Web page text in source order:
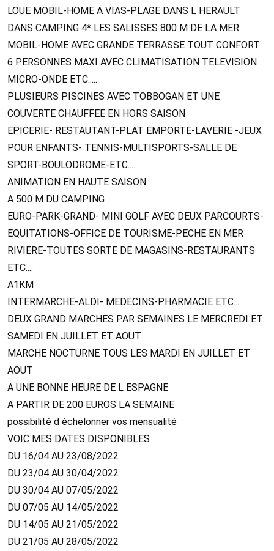
LOUE MOBIL-HOME A VIAS-PLAGE DANS L HERAULT
DANS CAMPING 4* LES SALISSES 800 M DE LA MER
MOBIL-HOME AVEC GRANDE TERRASSE TOUT CONFORT
6 PERSONNES MAXI AVEC CLIMATISATION TELEVISION
MICRO-ONDE ETC.....
PLUSIEURS PISCINES AVEC TOBBOGAN ET UNE
COUVERTE CHAUFFEE EN HORS SAISON
EPICERIE- RESTAUTANT-PLAT EMPORTE-LAVERIE -JEUX
POUR ENFANTS- TENNIS-MULTISPORTS-SALLE DE
SPORT-BOULODROME-ETC......
ANIMATION EN HAUTE SAISON
A 500 M DU CAMPING
EURO-PARK-GRAND- MINI GOLF AVEC DEUX PARCOURTS-
EQUITATIONS-OFFICE DE TOURISME-PECHE EN MER
RIVIERE-TOUTES SORTE DE MAGASINS-RESTAURANTS
ETC....
A1KM
INTERMARCHE-ALDI- MEDECINS-PHARMACIE ETC....
DEUX GRAND MARCHES PAR SEMAINES LE MERCREDI ET
SAMEDI EN JUILLET ET AOUT
MARCHE NOCTURNE TOUS LES MARDI EN JUILLET ET
AOUT
A UNE BONNE HEURE DE L ESPAGNE
A PARTIR DE 200 EUROS LA SEMAINE
possibilité d échelonner vos mensualité
VOIC MES DATES DISPONIBLES
DU 16/04 AU 23/08/2022
DU 23/04 AU 30/04/2022
DU 30/04 AU 07/05/2022
DU 07/05 AU 14/05/2022
DU 14/05 AU 21/05/2022
DU 21/05 AU 28/05/2022